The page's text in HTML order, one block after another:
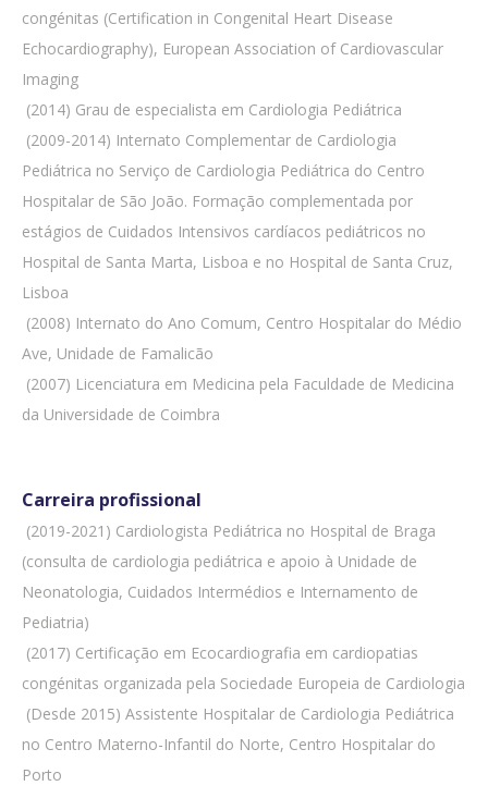
congénitas (Certification in Congenital Heart Disease
Echocardiography), European Association of Cardiovascular
Imaging
 (2014) Grau de especialista em Cardiologia Pediátrica
 (2009-2014) Internato Complementar de Cardiologia
Pediátrica no Serviço de Cardiologia Pediátrica do Centro
Hospitalar de São João. Formação complementada por
estágios de Cuidados Intensivos cardíacos pediátricos no
Hospital de Santa Marta, Lisboa e no Hospital de Santa Cruz,
Lisboa
 (2008) Internato do Ano Comum, Centro Hospitalar do Médio
Ave, Unidade de Famalicão
 (2007) Licenciatura em Medicina pela Faculdade de Medicina
da Universidade de Coimbra
Carreira profissional
 (2019-2021) Cardiologista Pediátrica no Hospital de Braga
(consulta de cardiologia pediátrica e apoio à Unidade de
Neonatologia, Cuidados Intermédios e Internamento de
Pediatria)
 (2017) Certificação em Ecocardiografia em cardiopatias
congénitas organizada pela Sociedade Europeia de Cardiologia
 (Desde 2015) Assistente Hospitalar de Cardiologia Pediátrica
no Centro Materno-Infantil do Norte, Centro Hospitalar do
Porto